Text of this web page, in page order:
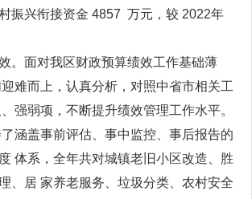
振兴衔接资金 4857 万元，较 2022年
。面对我区财政预算绩效工作基础薄
难而上，认真分析，对照中省市相关工
强弱项，不断提升绩效管理工作水平。
涵盖事前评估、事中监控、事后报告的
体系，全年共对城镇老旧小区改造、胜
、居 家养老服务、垃圾分类、农村安全